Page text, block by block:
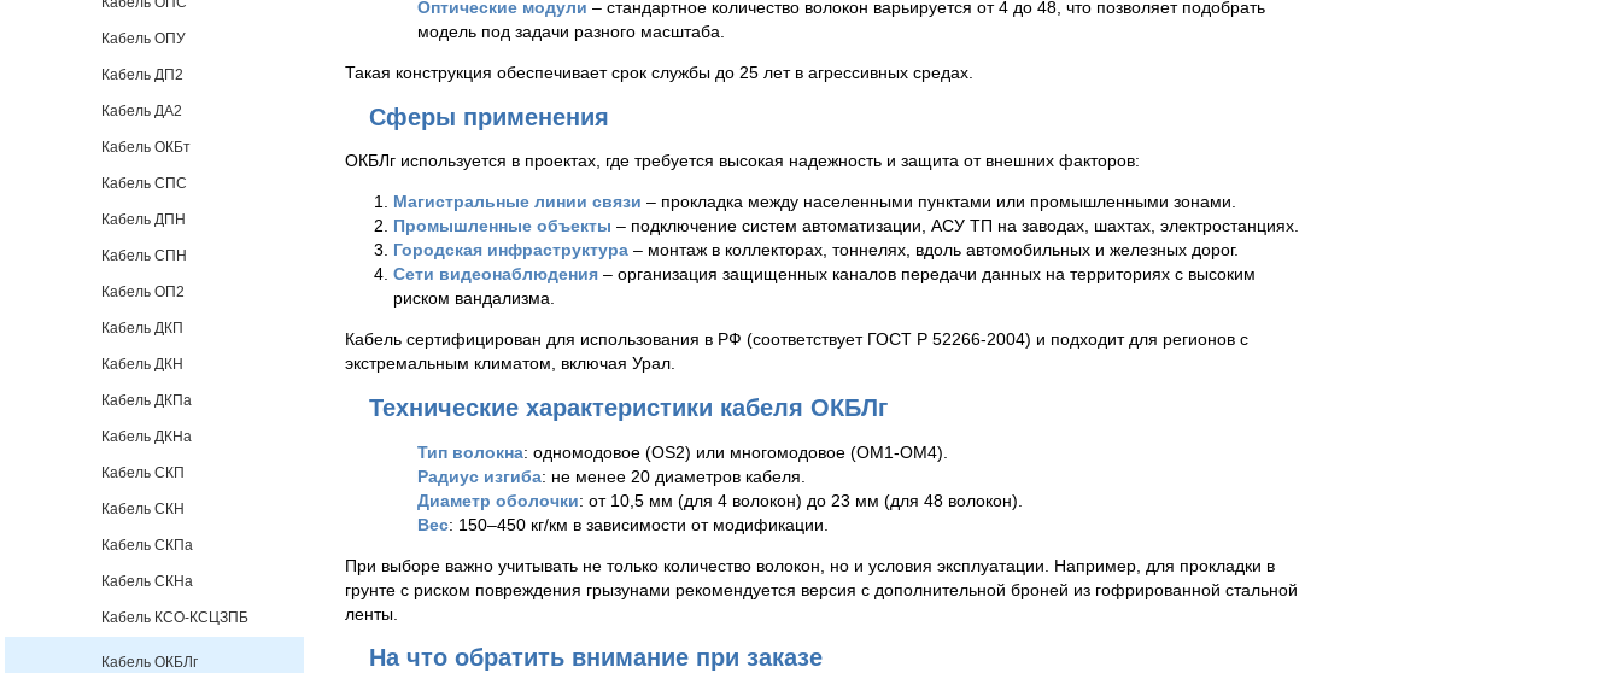
Кабель ОПУ
Кабель ДП2
Кабель ДА2
Кабель ОКБт
Кабель СПС
Кабель ДПН
Кабель СПН
Кабель ОП2
Кабель ДКП
Кабель ДКН
Кабель ДКПа
Кабель ДКНа
Кабель СКП
Кабель СКН
Кабель СКПа
Кабель СКНа
Кабель КСО-КСЦЗПБ
Кабель ОКБЛг
Оптические модули – стандартное количество волокон варьируется от 4 до 48, что позволяет подобрать
модель под задачи разного масштаба.
Такая конструкция обеспечивает срок службы до 25 лет в агрессивных средах.
Сферы применения
ОКБЛг используется в проектах, где требуется высокая надежность и защита от внешних факторов:
Магистральные линии связи – прокладка между населенными пунктами или промышленными зонами.
Промышленные объекты – подключение систем автоматизации, АСУ ТП на заводах, шахтах, электростанциях.
Городская инфраструктура – монтаж в коллекторах, тоннелях, вдоль автомобильных и железных дорог.
Сети видеонаблюдения – организация защищенных каналов передачи данных на территориях с высоким
риском вандализма.
Кабель сертифицирован для использования в РФ (соответствует ГОСТ Р 52266-2004) и подходит для регионов с
экстремальным климатом, включая Урал.
Технические характеристики кабеля ОКБЛг
Тип волокна: одномодовое (OS2) или многомодовое (OM1-OM4).
Радиус изгиба: не менее 20 диаметров кабеля.
Диаметр оболочки: от 10,5 мм (для 4 волокон) до 23 мм (для 48 волокон).
Вес: 150–450 кг/км в зависимости от модификации.
При выборе важно учитывать не только количество волокон, но и условия эксплуатации. Например, для прокладки в
грунте с риском повреждения грызунами рекомендуется версия с дополнительной броней из гофрированной стальной
ленты.
На что обратить внимание при заказе